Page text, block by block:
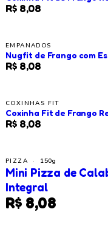
R$ 8,08
EMPANADOS
Nugfit de Frango com
R$ 8,08
COXINHAS FIT
Coxinha Fit de Frango
R$ 8,08
PIZZA · 150g
Mini Pizza de
Integral
R$ 8,08